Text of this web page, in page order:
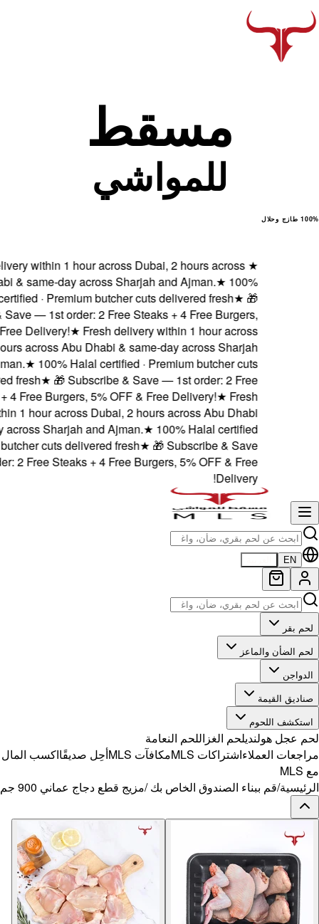
Fresh delivery within 1
Abu Dhabi & same-
Halal certified ·
Subscribe & Save — 1st
5% OFF & Free Delivery!
Dubai, 2 hours across
and Ajman.
delivered fresh
Steaks + 4 Free
delivery within 1 hour
& same-day across
· Premium butcher cuts
— 1st order: 2 Free
اكسب المال
900 جم